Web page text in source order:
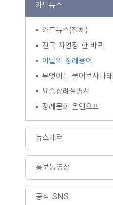
카드뉴스
카드뉴스(전체)
전국 자연장 한 바퀴
이달의 장례용어
무엇이든 물어보사나래
요즘장례설명서
장례문화 온앤오프
뉴스레터
홍보동영상
공식 SNS